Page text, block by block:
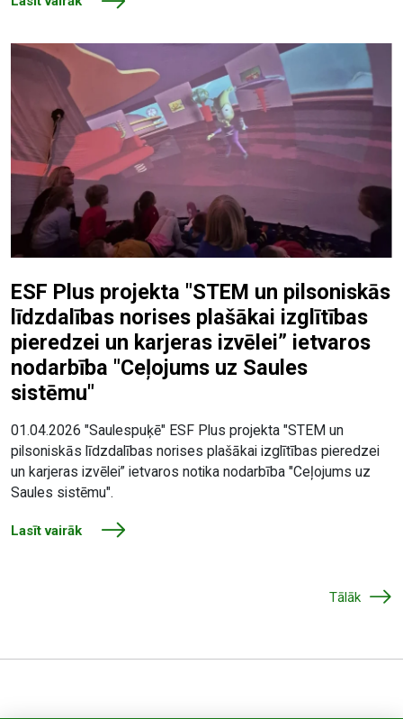
ESF Plus projekta "STEM un pilsoniskās
līdzdalības norises plašākai izglītības
pieredzei un karjeras izvēlei” ietvaros
nodarbība "Ceļojums uz Saules
sistēmu"
01.04.2026 "Saulespuķē" ESF Plus projekta "STEM un
pilsoniskās līdzdalības norises plašākai izglītības pieredzei
un karjeras izvēlei” ietvaros notika nodarbība "Ceļojums uz
Saules sistēmu".
Lasīt vairāk
Tālāk